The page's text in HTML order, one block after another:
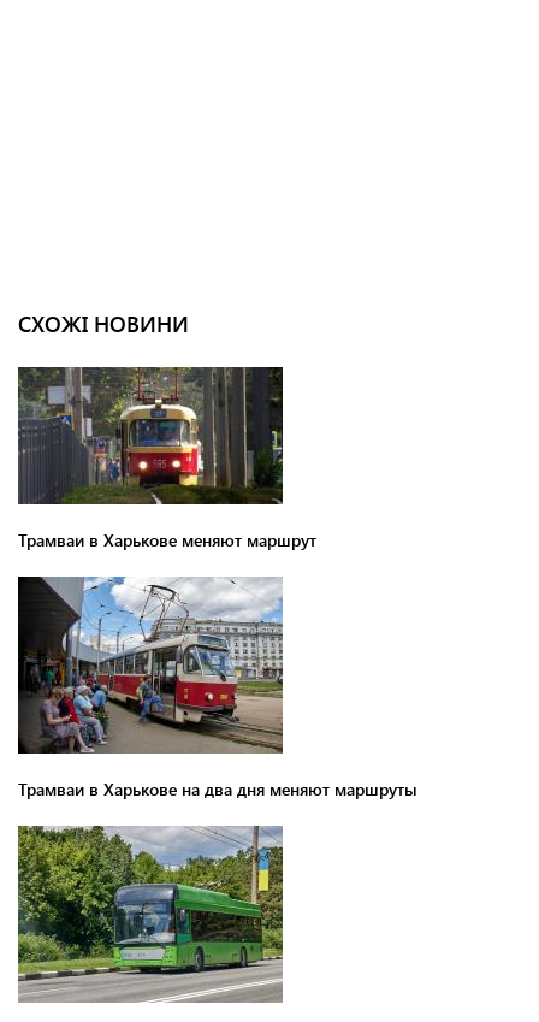
СХОЖІ НОВИНИ
Трамваи в Харькове меняют маршрут
Трамваи в Харькове на два дня меняют маршруты